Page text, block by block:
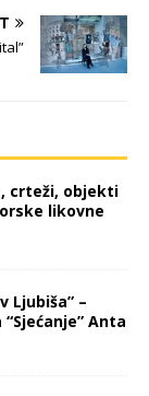
crteži, objekti
likovne
Ljubiša” –
Anta